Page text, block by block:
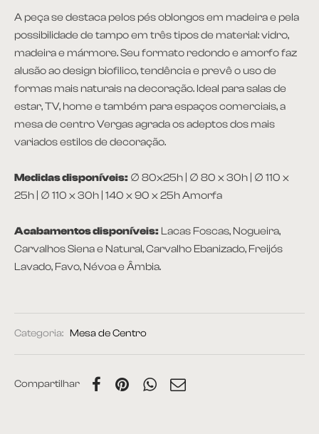
A peça se destaca pelos pés oblongos em madeira e pela
possibilidade de tampo em três tipos de material: vidro,
madeira e mármore. Seu formato redondo e amorfo faz
alusão ao design biofilico, tendência e prevê o uso de
formas mais naturais na decoração. Ideal para salas de
estar, TV, home e também para espaços comerciais, a
mesa de centro Vergas agrada os adeptos dos mais
variados estilos de decoração.
Medidas disponíveis: ∅ 80x25h | ∅ 80 x 30h | ∅ 110 x
25h | ∅ 110 x 30h | 140 x 90 x 25h Amorfa
Acabamentos disponíveis: Lacas Foscas, Nogueira,
Carvalhos Siena e Natural, Carvalho Ebanizado, Freijós
Lavado, Favo, Névoa e Âmbia.
Categoria: Mesa de Centro
Compartilhar